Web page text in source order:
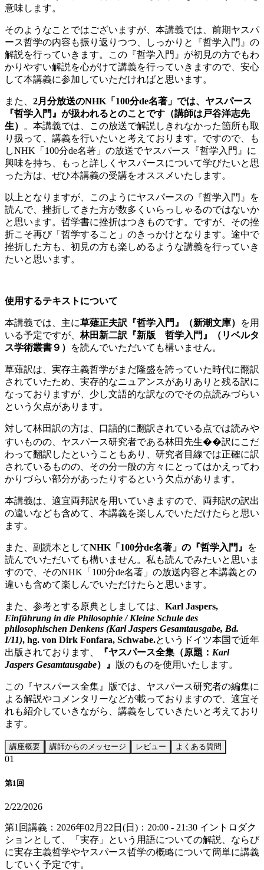
意味します。
そのようなことではございますが、本講義では、前期ヤスパ
ース哲学の内容も振り返りつつ、しっかりと『哲学入門』の
解説を行っていきます。この『哲学入門』が初見の方でもわ
かりやすい解説を心がけて講義を行っていきますので、安心
して本講義に参加していただければと思います。
また、 2月分放送のNHK「100分de名著」では、ヤスパース
『哲学入門』が扱われるとのことです（講師は戸谷洋志先
生） 。本講義では、この放送で解説しきれなかった箇所も取
り扱って、講義を行いたいと考えております。ですので、も
しNHK「100分de名著」の放送でヤスパース『哲学入門』に
興味を持ち、もっと詳しくヤスパースについて学びたいと思
った方は、ぜひ本講義の受講をオススメいたします。
以上となりますが、このようにヤスパースの『哲学入門』を
読んで、挫折してきた方が数多くいらっしゃるのではないか
と思います。哲学書に挫折はつきものです。ですが、その挫
折こそ再び「哲学すること」のきっかけとなります。途中で
挫折した方も、初見の方も楽しめるような講義を行っていき
たいと思います。
使用するテキストについて
本講義では、主に草薙正夫訳『哲学入門』（新潮文庫）
を用
いる予定ですが、林田新二訳『新版 哲学入門』（リベルタ
ス学術叢書９）
を読んでいただいても構いません。
草薙訳は、実存主義哲学がまだ隆盛を誇っていた時代に翻訳
されていたため、実存的なニュアンスがありありと残る訳に
なっておりますが、少し文語的な訳なのでその点読みづらい
という欠点があります。
対して林田訳の方は、口語的に翻訳されている点では読みや
すいものの、ヤスパース研究者である林田先生��訳にこだ
わって翻訳したということもあり、研究者目線では正確に訳
されているものの、その分一般の方々にとってはかえってわ
かりづらい部分があったりするという欠点があります。
本講義は、適宜両邦訳を用いていきますので、両邦訳の訳出
の違いなども含めて、本講義を楽しんでいただけたらと思い
ます。
また、副読本としてNHK「100分de名著」の『哲学入門』
を
読んでいただいても構いません。私も読んでみたいと思いま
すので、そのNHK「100分de名著」の放送内容と本講義との
違いも含めて楽しんでいただけたらと思います。
また、参考とする原典としましては、 Karl Jaspers,
Einführung in die Philosophie / Kleine Schule des
philosophischen Denkens (Karl Jaspers Gesamtausgabe, Bd.
I/11), hg. von Dirk Fonfara, Schwabe.というドイツ本国で近年
出版されております、
『ヤスパース全集（原題： Karl
Jaspers Gesamtausgabe）』 版のものを使用いたします。
この『ヤスパース全集』版では、ヤスパース研究者の編集に
よる解説やコメンタリーなどが載っておりますので、適宜そ
れも紹介していきながら、講義をしていきたいと考えており
ます。
講座概要 講師からのメッセージ レビュー よくある質問
01
第1回
2/22/2026
第1回講義：2026年02月22日(日)：20:00 - 21:30 イントロダク
ションとして、「実存」という用語についての解説、ならび
に実存主義哲学やヤスパース哲学の概略について簡単に講義
していく予定です。